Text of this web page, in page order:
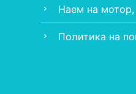
chevron_right Наем на
chevron_right Политика на